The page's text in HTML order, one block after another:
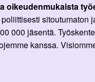
oikeudenmukaista
sitoutumaton
000 jäsentä.
kanssa.